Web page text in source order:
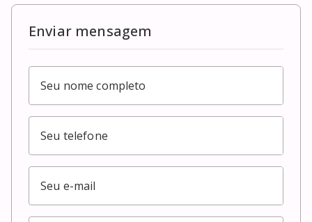
Enviar mensagem